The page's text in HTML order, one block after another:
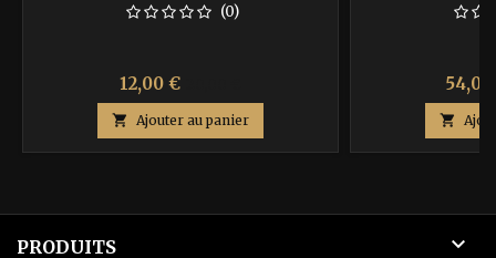
(0)
Prix
12,00 €
base
 Ajouter au panier
Prix

PRODUITS 